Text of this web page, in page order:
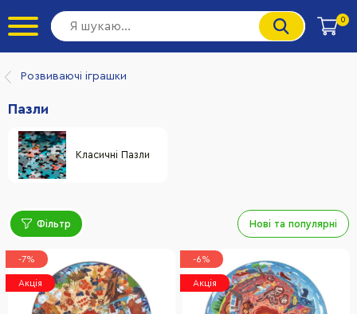
0
Розвиваючі іграшки
Пазли
Класичні Пазли
Фільтр Нові та популярні
-7%
Акція
-6%
Акція